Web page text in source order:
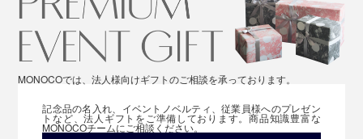
毎日続けることで、これからのあなたの髪に、“自信”を
与えてくれるでしょう。
シックなデザインのボトルは、プレゼントにもぴった
り。家族の誕生日、友人への引越し祝い、「父の日」の
MONOCOでは、法人様向けギフトのご相談を承っております。
記念品の名入れ、イベントノベルティ、従業員様へのプレゼン
トなど、法人ギフトをご準備しております。商品知識豊富な
MONOCOチームにご相談ください。